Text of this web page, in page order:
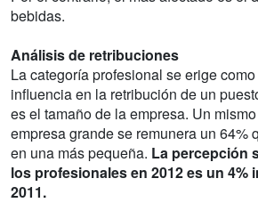
bebidas.
Análisis de retribuciones
La categoría profesional se erige
influencia en la retribución de un
es el tamaño de la empresa. Un
empresa grande se remunera un 64%
en una más pequeña. La percepción
los profesionales en 2012 es un 4%
2011.